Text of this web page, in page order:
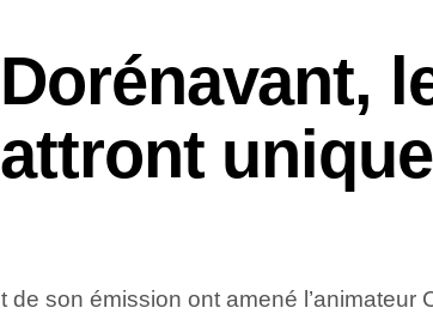
de son émission ont amené